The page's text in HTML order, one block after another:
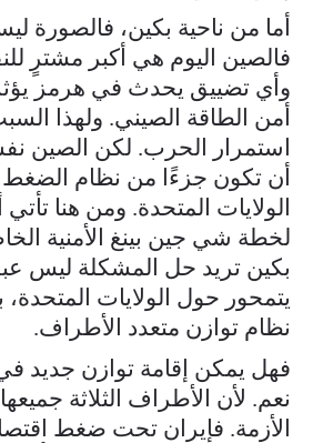
أما من ناحية بكين، فالصورة
فالصين اليوم هي أكبر مشترٍ
وأي تضييق يحدث في هرمز
أمن الطاقة الصيني. ولهذا
استمرار الحرب. لكن الصين
أن تكون جزءًا من نظام الضغط
الولايات المتحدة. ومن هنا
لخطة شي جين بينغ الأمنية
بكين تريد حل المشكلة ليس
يتمحور حول الولايات
نظام توازن متعدد الأطراف.
فهل يمكن إقامة توازن جديد
نعم. لأن الأطراف الثلاثة
الأزمة. فإيران تحت ضغط